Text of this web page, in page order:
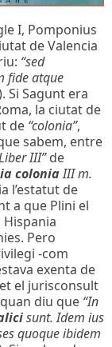
I, Pomponius
de Valencia
“sed
fide atque
Si Sagunt era
la ciutat de
de “colonia”,
sabem, entre
III”de
coloniaIII m.
l’estatut de
a que Plini el
Hispania
Pero
-com
exenta de
el jurisconsult
diu que “In
sunt.Idem ius
quoque ibidem